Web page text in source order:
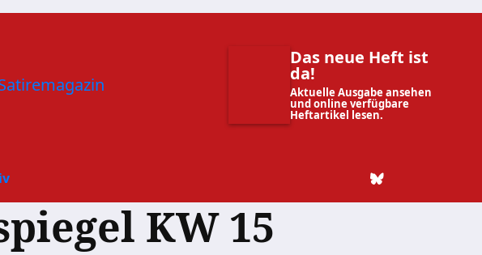
Das neue Heft ist
da!
Aktuelle Ausgabe ansehen
und online verfügbare
Heftartikel lesen.
KW 15